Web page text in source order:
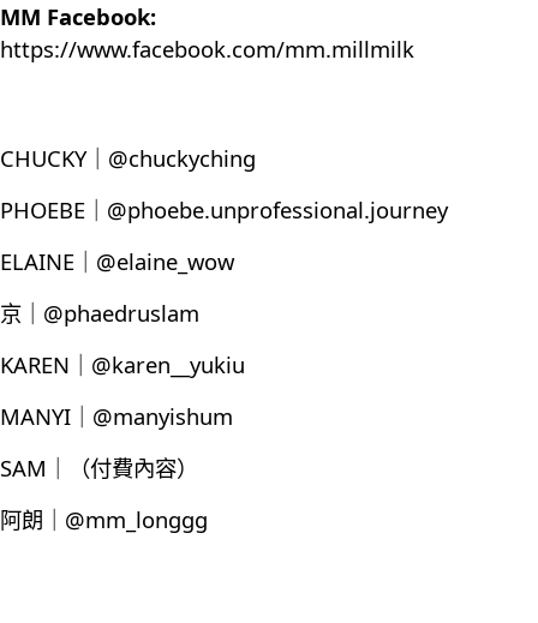
MM Facebook:
https://www.facebook.com/mm.millmilk
CHUCKY｜@chuckyching
PHOEBE｜@phoebe.unprofessional.journey
ELAINE｜@elaine_wow
京｜@phaedruslam
KAREN｜@karen__yukiu
MANYI｜@manyishum
SAM｜（付費內容）
阿朗｜@mm_longgg